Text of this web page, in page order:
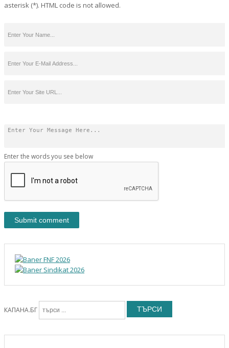
asterisk (*). HTML code is not allowed.
Enter the words you see below
КАПАНА.БГ ТЪРСИ